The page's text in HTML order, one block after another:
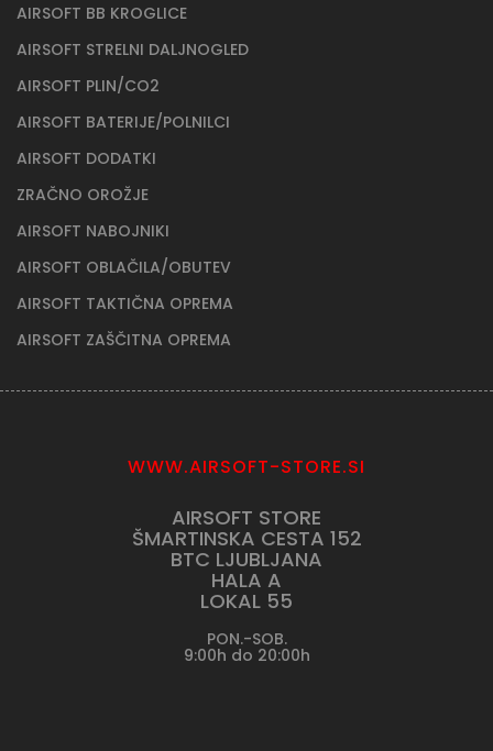
AIRSOFT BB KROGLICE
AIRSOFT STRELNI DALJNOGLED
AIRSOFT PLIN/CO2
AIRSOFT BATERIJE/POLNILCI
AIRSOFT DODATKI
ZRAČNO OROŽJE
AIRSOFT NABOJNIKI
AIRSOFT OBLAČILA/OBUTEV
AIRSOFT TAKTIČNA OPREMA
AIRSOFT ZAŠČITNA OPREMA
WWW.AIRSOFT-STORE.SI
AIRSOFT STORE
ŠMARTINSKA CESTA 152
BTC LJUBLJANA
HALA A
LOKAL 55
PON.-SOB.
9:00h do 20:00h